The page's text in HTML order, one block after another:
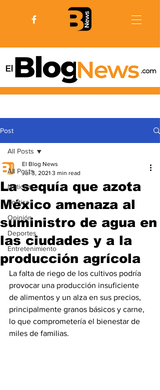
Post
All Posts
Noticias
Politica
Opinión
Deportes
Entretenimiento
All Posts
La sequía que azota
México amenaza al
suministro de agua en
las ciudades y a la
producción agrícola
El Blog News
Jul 3, 2021 3 min read
La falta de riego de los cultivos podría
provocar una producción insuficiente
de alimentos y un alza en sus precios,
principalmente granos básicos y carne,
lo que comprometería el bienestar de
miles de familias.